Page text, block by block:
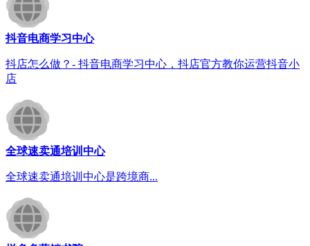
抖音电商学习中心
抖店怎么做？- 抖音电商学习中心，抖店官方教你运营抖音小
店
全球速卖通培训中心
全球速卖通培训中心是跨境商...